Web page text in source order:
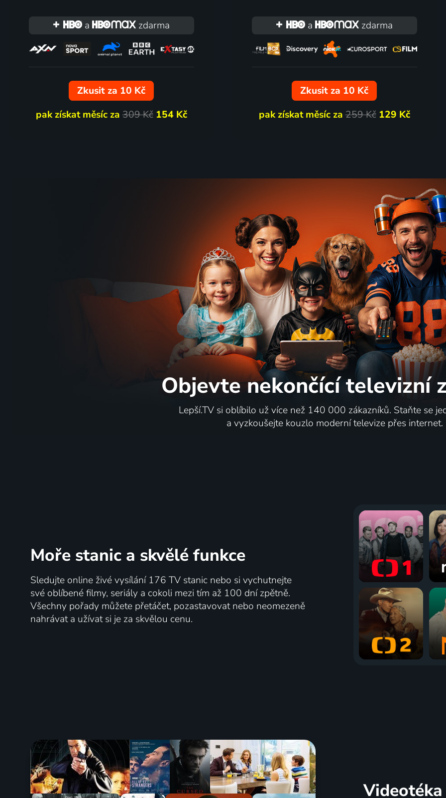
a zdarma
Zkusit za 10 Kč
pak získat měsíc za309 Kč 154 Kč
a zdarma
Zkusit za 10 Kč
pak získat měsíc za259 Kč 129 Kč
Objevte nekončící televizní
Lepší.TV si oblíbilo už více než 140 000 zákazníků. Staňte se
a vyzkoušejte kouzlo moderní televize přes internet.
Moře stanic a skvělé funkce
Sledujte online živé vysílání 176 TV stanic nebo si vychutnejte
své oblíbené filmy, seriály a cokoli mezi tím až 100 dní zpětně.
Všechny pořady můžete přetáčet, pozastavovat nebo neomezeně
nahrávat a užívat si je za skvělou cenu.
Videotéka